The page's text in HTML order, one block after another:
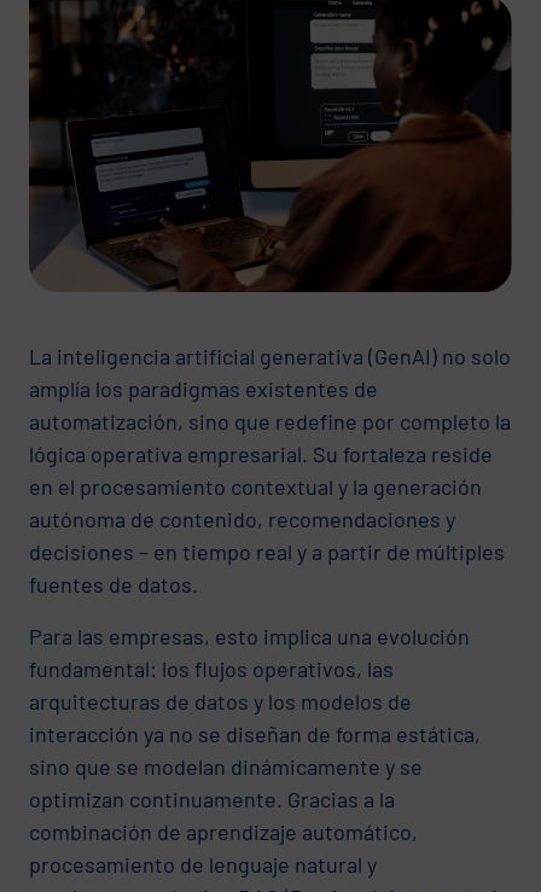
La inteligencia artificial generativa (GenAI) no solo
amplía los paradigmas existentes de
automatización, sino que redefine por completo la
lógica operativa empresarial. Su fortaleza reside
en el procesamiento contextual y la generación
autónoma de contenido, recomendaciones y
decisiones – en tiempo real y a partir de múltiples
fuentes de datos.
Para las empresas, esto implica una evolución
fundamental: los flujos operativos, las
arquitecturas de datos y los modelos de
interacción ya no se diseñan de forma estática,
sino que se modelan dinámicamente y se
optimizan continuamente. Gracias a la
combinación de aprendizaje automático,
procesamiento de lenguaje natural y